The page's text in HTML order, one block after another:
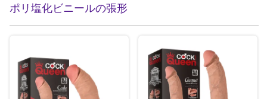
ポリ塩化ビニールの張形